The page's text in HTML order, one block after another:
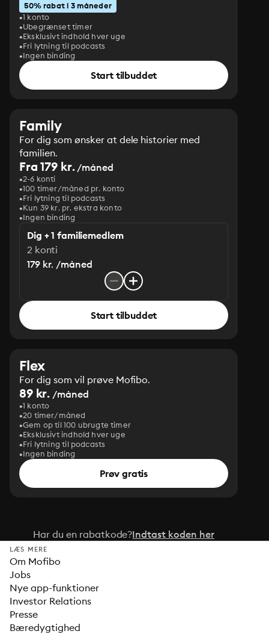
50% rabat i 3 måneder
1 konto
Ubegrænset timer
Eksklusivt indhold hver uge
Fri lytning til podcasts
Ingen binding
Start tilbuddet
Family
For dig som ønsker at dele historier med
familien.
Fra 179 kr./måned
2-6 konti
100 timer/måned pr. konto
Fri lytning til podcasts
Kun 39 kr. pr. ekstra konto
Ingen binding
Dig + 1 familiemedlem
2 konti
179 kr. /måned
Start tilbuddet
Flex
For dig som vil prøve Mofibo.
89 kr. /måned
1 konto
20 timer/måned
Gem op til 100 ubrugte timer
Eksklusivt indhold hver uge
Fri lytning til podcasts
Ingen binding
Prøv gratis
Har du en rabatkode?Indtast koden her
LÆS MERE
Om Mofibo
Jobs
Nye app-funktioner
Investor Relations
Presse
Bæredygtighed